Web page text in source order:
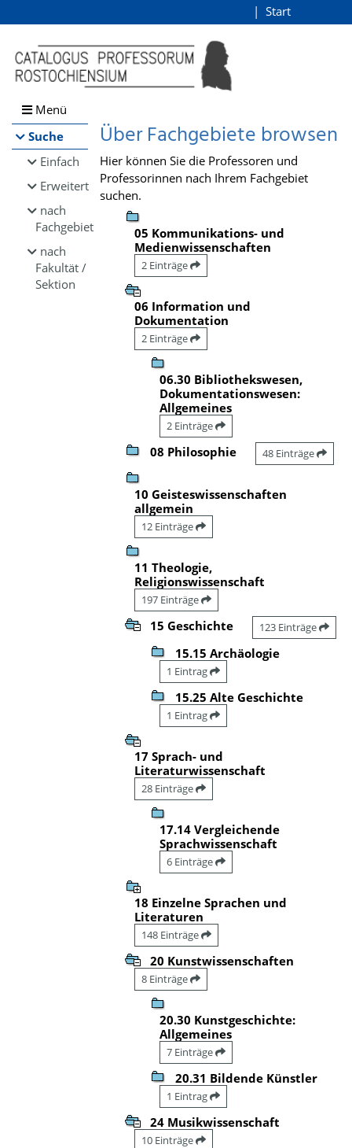
Browsen
direkt zum Inhalt
Start
Menü
Suche
Einfach
Erweitert
nach
Fachgebiet
nach
Fakultät /
Sektion
Über Fachgebiete browsen
Hier können Sie die Professoren und
Professorinnen nach Ihrem Fachgebiet
suchen.
05 Kommunikations- und
Medienwissenschaften
2 Einträge
06 Information und
Dokumentation
2 Einträge
06.30 Bibliothekswesen,
Dokumentationswesen:
Allgemeines
2 Einträge
08 Philosophie 48 Einträge
10 Geisteswissenschaften
allgemein
12 Einträge
11 Theologie,
Religionswissenschaft
197 Einträge
15 Geschichte 123 Einträge
15.15 Archäologie
1 Eintrag
15.25 Alte Geschichte
1 Eintrag
17 Sprach- und
Literaturwissenschaft
28 Einträge
17.14 Vergleichende
Sprachwissenschaft
6 Einträge
18 Einzelne Sprachen und
Literaturen
148 Einträge
20 Kunstwissenschaften
8 Einträge
20.30 Kunstgeschichte:
Allgemeines
7 Einträge
20.31 Bildende Künstler
1 Eintrag
24 Musikwissenschaft
10 Einträge